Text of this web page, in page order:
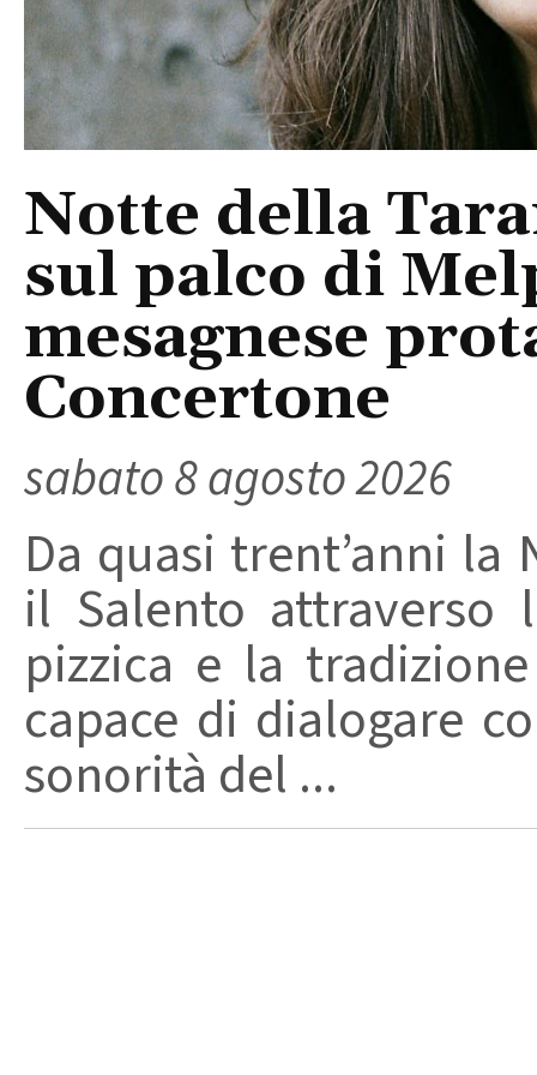
Notte della
sul palco di
mesagnese
Concertone
sabato 8 agosto 2026
Da quasi trent’anni
il Salento attraverso
pizzica e la
capace di dialogare
sonorità del ...